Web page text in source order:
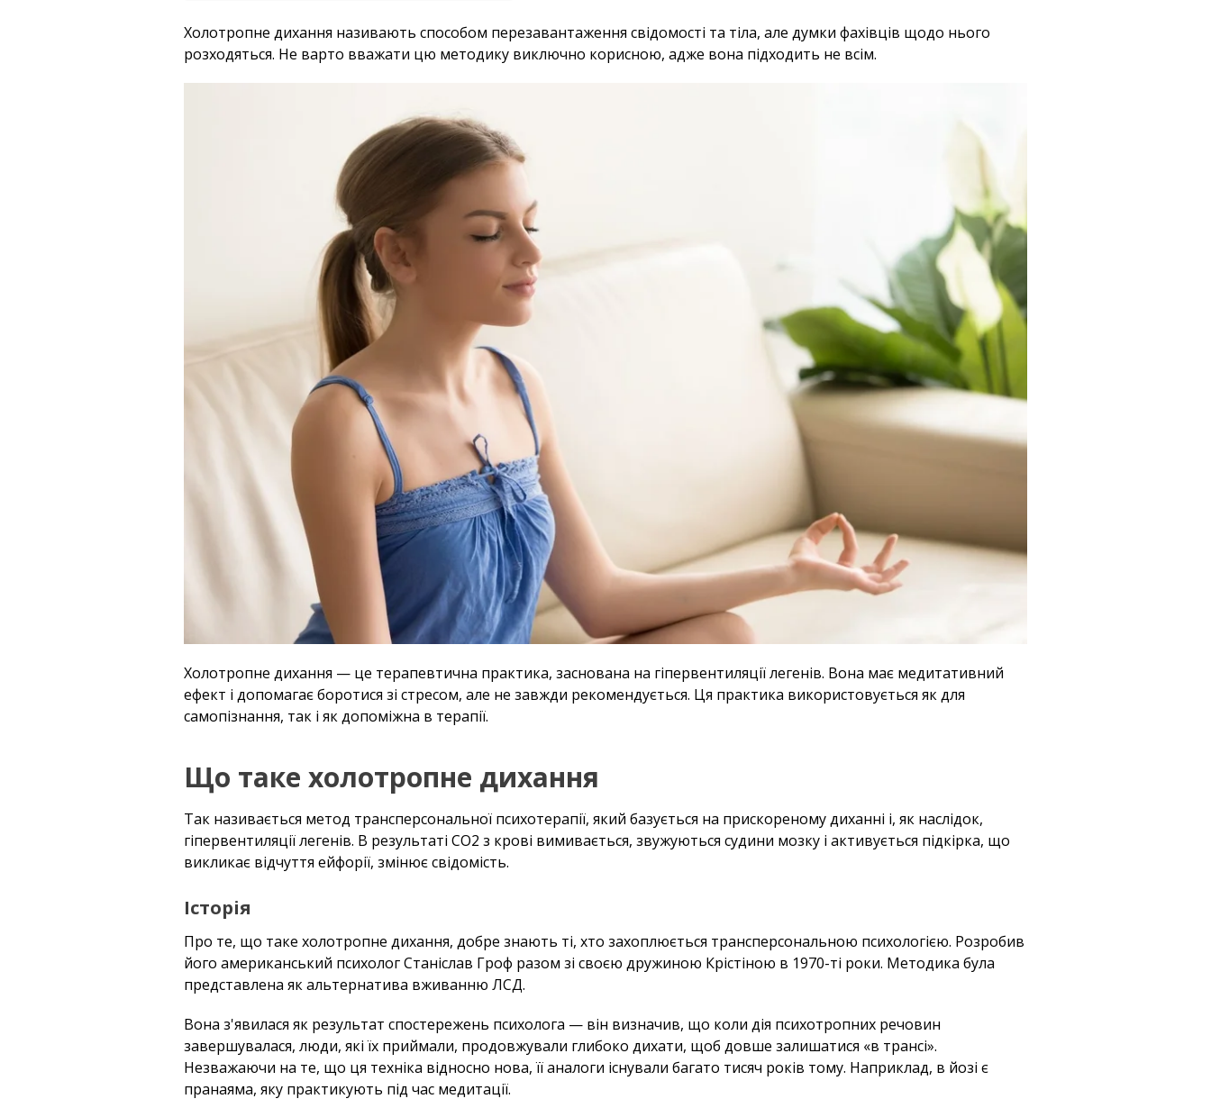
Холотропне дихання називають способом перезавантаження свідомості та тіла, але думки фахівців щодо нього
розходяться. Не варто вважати цю методику виключно корисною, адже вона підходить не всім.
Холотропне дихання — це терапевтична практика, заснована на гіпервентиляції легенів. Вона має медитативний
ефект і допомагає боротися зі стресом, але не завжди рекомендується. Ця практика використовується як для
самопізнання, так і як допоміжна в терапії.
Що таке холотропне дихання
Так називається метод трансперсональної психотерапії, який базується на прискореному диханні і, як наслідок,
гіпервентиляції легенів. В результаті СО2 з крові вимивається, звужуються судини мозку і активується підкірка, що
викликає відчуття ейфорії, змінює свідомість.
Історія
Про те, що таке холотропне дихання, добре знають ті, хто захоплюється трансперсональною психологією. Розробив
його американський психолог Станіслав Гроф разом зі своєю дружиною Крістіною в 1970-ті роки. Методика була
представлена як альтернатива вживанню ЛСД.
Вона з'явилася як результат спостережень психолога — він визначив, що коли дія психотропних речовин
завершувалася, люди, які їх приймали, продовжували глибоко дихати, щоб довше залишатися «в трансі».
Незважаючи на те, що ця техніка відносно нова, її аналоги існували багато тисяч років тому. Наприклад, в йозі є
пранаяма, яку практикують під час медитації.